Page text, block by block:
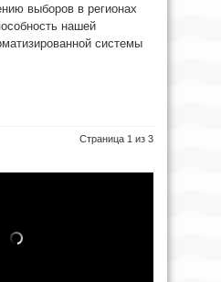
выборов в регионах
нашей
системы
Страница 1 из 3